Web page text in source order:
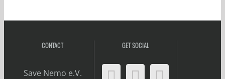
CONTACT
Save Nemo e.V.
GET SOCIAL